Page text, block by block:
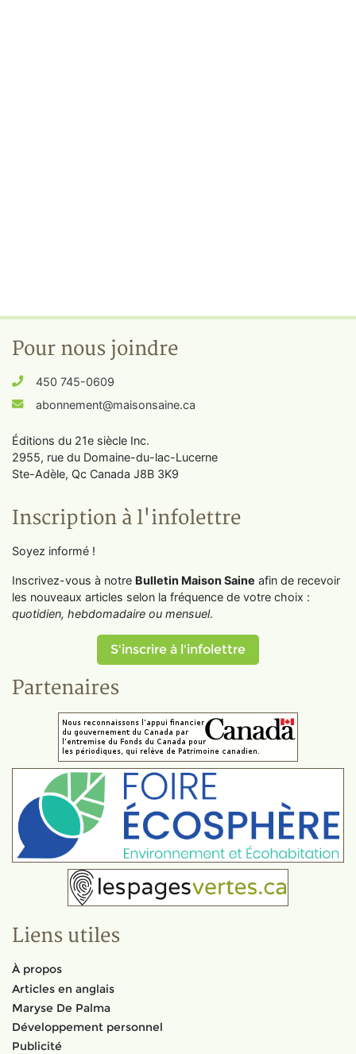
Pour nous joindre
450 745-0609
abonnement@maisonsaine.ca
Éditions du 21e siècle Inc.
2955, rue du Domaine-du-lac-Lucerne
Ste-Adèle, Qc Canada J8B 3K9
Inscription à l'infolettre
Soyez informé !
Inscrivez-vous à notre Bulletin Maison Saine afin de recevoir
les nouveaux articles selon la fréquence de votre choix :
quotidien, hebdomadaire ou mensuel.
S'inscrire à l'infolettre
Partenaires
Liens utiles
À propos
Articles en anglais
Maryse De Palma
Développement personnel
Publicité